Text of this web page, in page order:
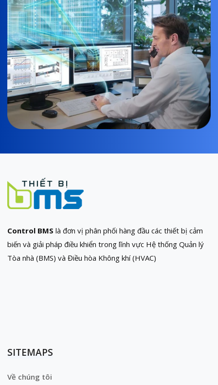
Control BMS là đơn vị phân phối hàng đầu các thiết bị cảm
biến và giải pháp điều khiển trong lĩnh vực Hệ thống Quản lý
Tòa nhà (BMS) và Điều hòa Không khí (HVAC)
SITEMAPS
Về chúng tôi